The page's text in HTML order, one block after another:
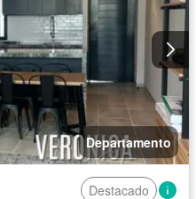
Departamento
Destacado